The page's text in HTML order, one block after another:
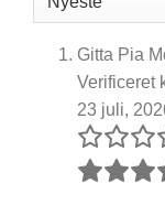
Gitta Pia
Verificeret
23 juli,